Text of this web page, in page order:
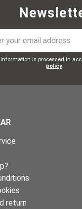
is processed in
policy.
return